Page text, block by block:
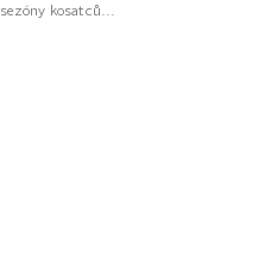
sezóny kosatců...